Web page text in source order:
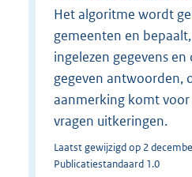
Het algoritme wordt
gemeenten en
ingelezen gegevens
gegeven antwoorden,
aanmerking komt voor
vragen uitkeringen.
Laatst gewijzigd op 2
Publicatiestandaard 1.0